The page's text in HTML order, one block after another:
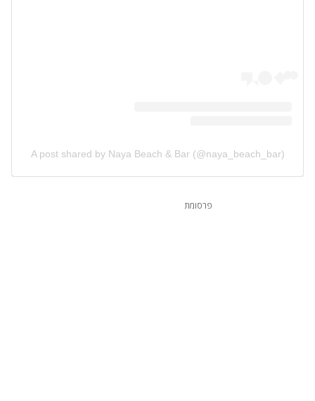
A post shared by Naya Beach & Bar (@naya_beach_bar)
פרסומת